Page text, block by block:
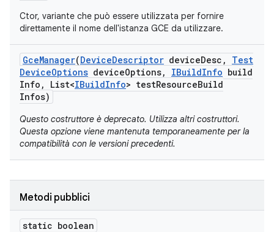
Ctor, variante che può essere utilizzata per fornire
direttamente il nome dell'istanza GCE da utilizzare.
GceManager(DeviceDescriptor deviceDesc ,
Test
DeviceOptions deviceOptions, IBuildInfo build
Info , List<IBuildInfo> testResourceBuild
Infos)
Questo costruttore è deprecato. Utilizza altri costruttori.
Questa opzione viene mantenuta temporaneamente per la
compatibilità con le versioni precedenti.
Metodi pubblici
static boolean